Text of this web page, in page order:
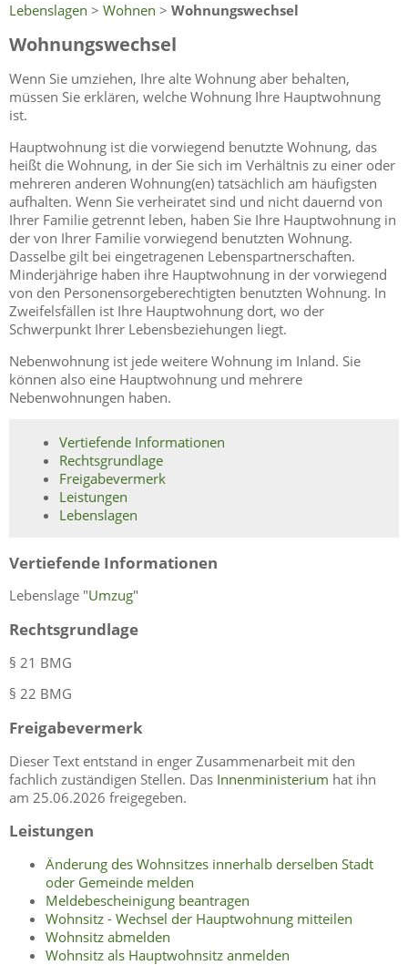
Lebenslagen > Wohnen > Wohnungswechsel
Wohnungswechsel
Wenn Sie umziehen, Ihre alte Wohnung aber behalten,
müssen Sie erklären, welche Wohnung Ihre Hauptwohnung
ist.
Hauptwohnung ist die vorwiegend benutzte Wohnung, das
heißt die Wohnung, in der Sie sich im Verhältnis zu einer oder
mehreren anderen Wohnung(en) tatsächlich am häufigsten
aufhalten. Wenn Sie verheiratet sind und nicht dauernd von
Ihrer Familie getrennt leben, haben Sie Ihre Hauptwohnung in
der von Ihrer Familie vorwiegend benutzten Wohnung.
Dasselbe gilt bei eingetragenen Lebenspartnerschaften.
Minderjährige haben ihre Hauptwohnung in der vorwiegend
von den Personensorgeberechtigten benutzten Wohnung. In
Zweifelsfällen ist Ihre Hauptwohnung dort, wo der
Schwerpunkt Ihrer Lebensbeziehungen liegt.
Nebenwohnung ist jede weitere Wohnung im Inland. Sie
können also eine Hauptwohnung und mehrere
Nebenwohnungen haben.
Vertiefende Informationen
Rechtsgrundlage
Freigabevermerk
Leistungen
Lebenslagen
Vertiefende Informationen
Lebenslage "Umzug"
Rechtsgrundlage
§ 21 BMG
§ 22 BMG
Freigabevermerk
Dieser Text entstand in enger Zusammenarbeit mit den
fachlich zuständigen Stellen. Das Innenministerium hat ihn
am 25.06.2026 freigegeben.
Leistungen
Änderung des Wohnsitzes innerhalb derselben Stadt
oder Gemeinde melden
Meldebescheinigung beantragen
Wohnsitz - Wechsel der Hauptwohnung mitteilen
Wohnsitz abmelden
Wohnsitz als Hauptwohnsitz anmelden